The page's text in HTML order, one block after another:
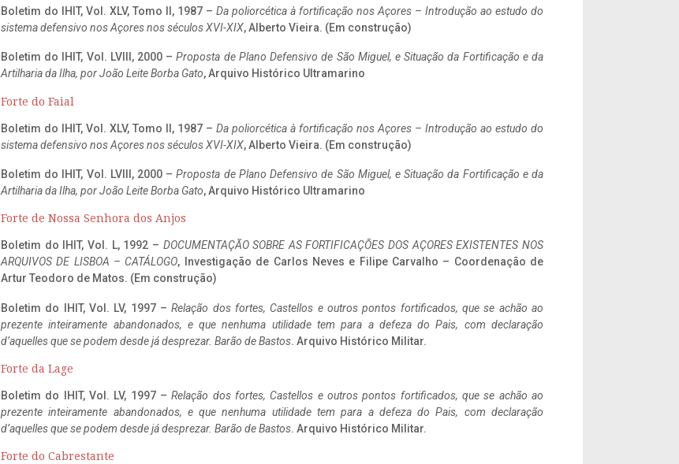
Boletim do IHIT, Vol. XLV, Tomo II, 1987 – Da poliorcética à fortificação nos Açores – Introdução ao estudo do
sistema defensivo nos Açores nos séculos XVI-XIX, Alberto Vieira. (Em construção)
Boletim do IHIT, Vol. LVIII, 2000 –Proposta de Plano Defensivo de São Miguel, e Situação da Fortificação e da
Artilharia da Ilha, por João Leite Borba Gato, Arquivo Histórico Ultramarino
Forte do Faial
Boletim do IHIT, Vol. XLV, Tomo II, 1987 – Da poliorcética à fortificação nos Açores – Introdução ao estudo do
sistema defensivo nos Açores nos séculos XVI-XIX, Alberto Vieira. (Em construção)
Boletim do IHIT, Vol. LVIII, 2000 –Proposta de Plano Defensivo de São Miguel, e Situação da Fortificação e da
Artilharia da Ilha, por João Leite Borba Gato, Arquivo Histórico Ultramarino
Forte de Nossa Senhora dos Anjos
Boletim do IHIT, Vol. L, 1992 – DOCUMENTAÇÃO SOBRE AS FORTIFICAÇÕES DOS AÇORES EXISTENTES NOS
ARQUIVOS DE LISBOA – CATÁLOGO, Investigação de Carlos Neves e Filipe Carvalho – Coordenação de
Artur Teodoro de Matos. (Em construção)
Boletim do IHIT, Vol. LV, 1997 –Relação dos fortes, Castellos e outros pontos fortificados, que se achão ao
prezente inteiramente abandonados, e que nenhuma utilidade tem para a defeza do Pais, com declaração
d’aquelles que se podem desde já desprezar. Barão de Bastos. Arquivo Histórico Militar.
Forte da Lage
Boletim do IHIT, Vol. LV, 1997 –Relação dos fortes, Castellos e outros pontos fortificados, que se achão ao
prezente inteiramente abandonados, e que nenhuma utilidade tem para a defeza do Pais, com declaração
d’aquelles que se podem desde já desprezar. Barão de Bastos. Arquivo Histórico Militar.
Forte do Cabrestante